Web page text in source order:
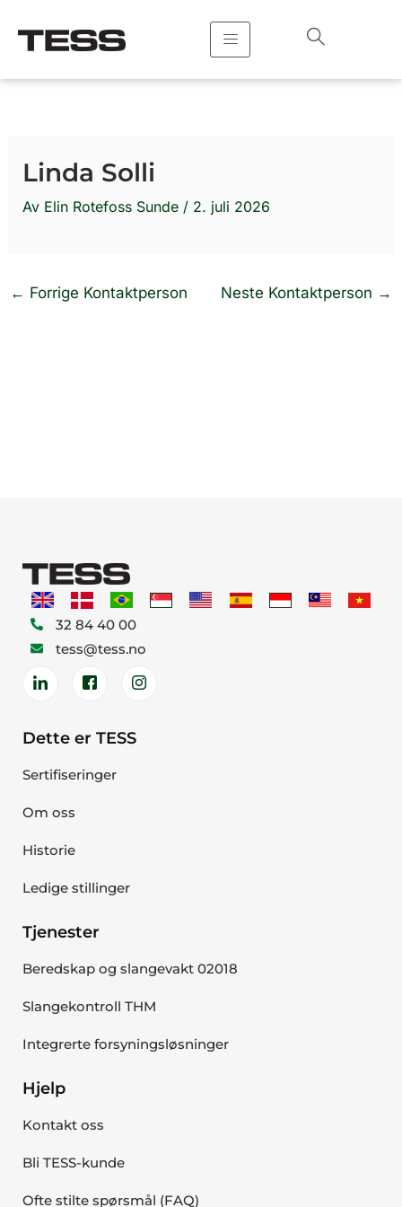
rett
Linda Solli
Av Elin Rotefoss Sunde / 2. juli 2026
← Forrige Kontaktperson Neste Kontaktperson →
32 84 40 00
tess@tess.no
Dette er TESS
Sertifiseringer
Om oss
Historie
Ledige stillinger
Tjenester
Beredskap og slangevakt 02018
Slangekontroll THM
Integrerte forsyningsløsninger
Hjelp
Kontakt oss
Bli TESS-kunde
Ofte stilte spørsmål (FAQ)